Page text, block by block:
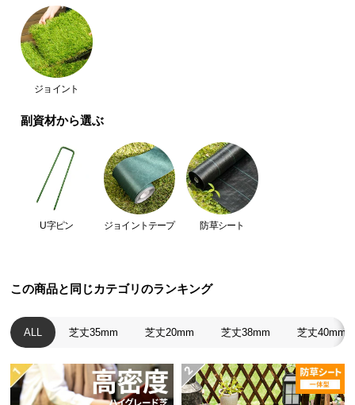
開
梱
設
ー
入
路
に
い
て
ジョイント
副資材から選ぶ
U字ピン ジョイントテープ 防草シート
この商品と同じカテゴリのランキング
ALL 芝丈35mm 芝丈20mm 芝丈38mm 芝丈40mm